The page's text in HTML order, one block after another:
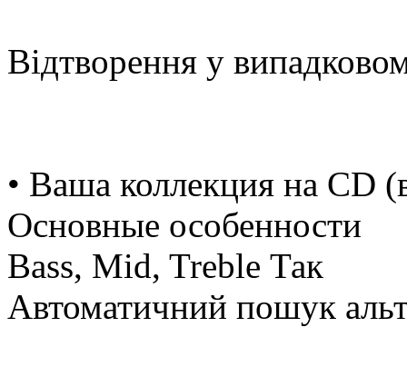
Відтворення у
• Ваша коллекция на CD
Основные особенности
Bass, Mid, Treble Так
Автоматичний пошук